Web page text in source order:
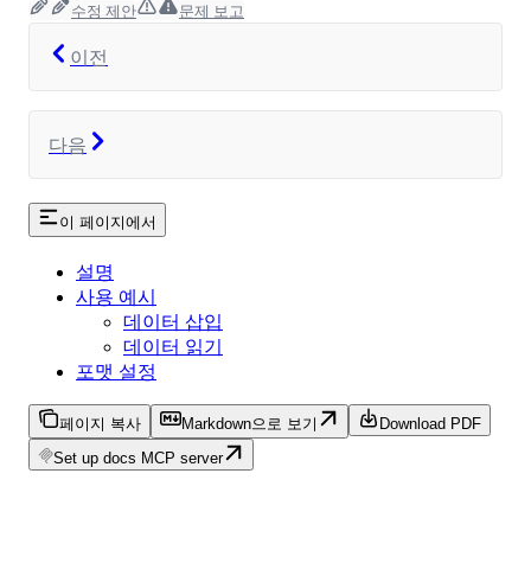
수정 제안 문제 보고
이전
다음
이 페이지에서
설명
사용 예시
데이터 삽입
데이터 읽기
포맷 설정
페이지 복사 Markdown으로 보기
Download PDF
Set up docs MCP server